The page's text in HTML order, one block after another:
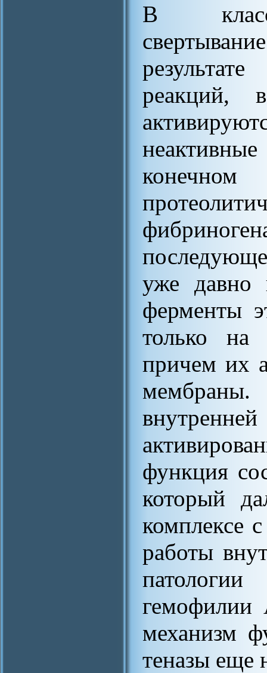
В
реакций,
уже давно
ферменты
только на
причем их
мембраны.
функция
который
комплексе
работы
механизм
теназы еще